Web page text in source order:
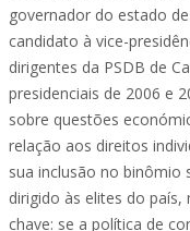
governador do estado
candidato à vice-
dirigentes da PSDB de
presidenciais de 2006 e
sobre questões
relação aos direitos
sua inclusão no binômio
dirigido às elites do
chave: se a política de